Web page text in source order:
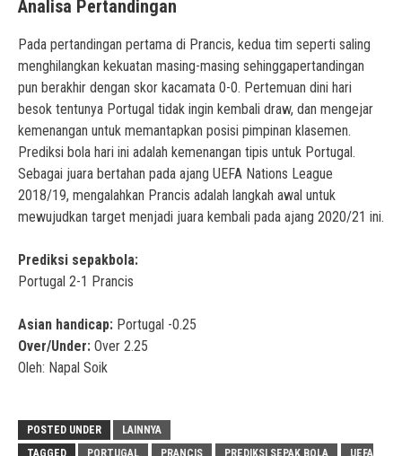
Analisa Pertandingan
Pada pertandingan pertama di Prancis, kedua tim seperti saling
menghilangkan kekuatan masing-masing sehinggapertandingan
pun berakhir dengan skor kacamata 0-0. Pertemuan dini hari
besok tentunya Portugal tidak ingin kembali draw, dan mengejar
kemenangan untuk memantapkan posisi pimpinan klasemen.
Prediksi bola hari ini adalah kemenangan tipis untuk Portugal.
Sebagai juara bertahan pada ajang UEFA Nations League
2018/19, mengalahkan Prancis adalah langkah awal untuk
mewujudkan target menjadi juara kembali pada ajang 2020/21 ini.
Prediksi sepakbola:
Portugal 2-1 Prancis
Asian handicap: Portugal -0.25
Over/Under: Over 2.25
Oleh: Napal Soik
POSTED UNDER
LAINNYA
TAGGED
PORTUGAL PRANCIS PREDIKSI SEPAK BOLA
UEFA